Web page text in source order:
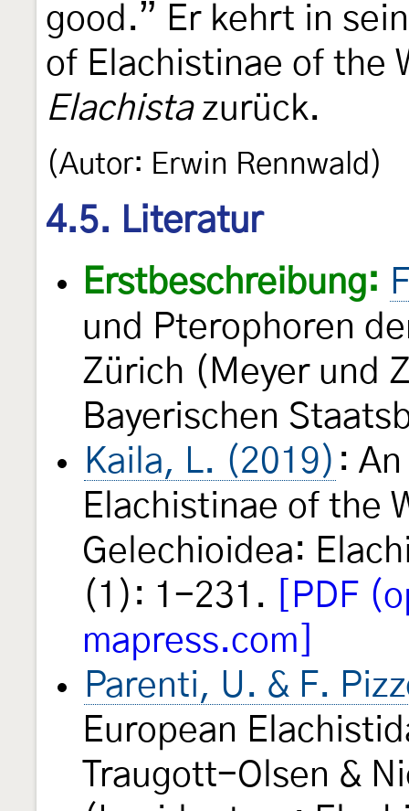
good.” Er kehrt in
of Elachistinae of the
Elachistazurück.
(Autor: Erwin Rennwald)
4.5. Literatur
Erstbeschreibung:
und Pterophoren
Zürich (Meyer und
Bayerischen
Kaila, L. (2019) :
Elachistinae of the
Gelechioidea:
(1): 1-231.
[PDF
mapress.com]
Parenti, U. & F.
European
Traugott-Olsen &